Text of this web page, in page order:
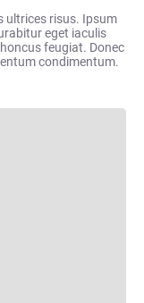
ultrices risus. Ipsum
eget iaculis
feugiat. Donec
condimentum.